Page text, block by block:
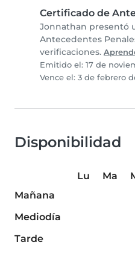
Certificado de
Jonnathan presentó
Antecedentes
verificaciones.
Emitido el: 17 de
Vence el: 3 de febrero
Disponibilidad
Lu Ma
Mañana
Mediodía
Tarde